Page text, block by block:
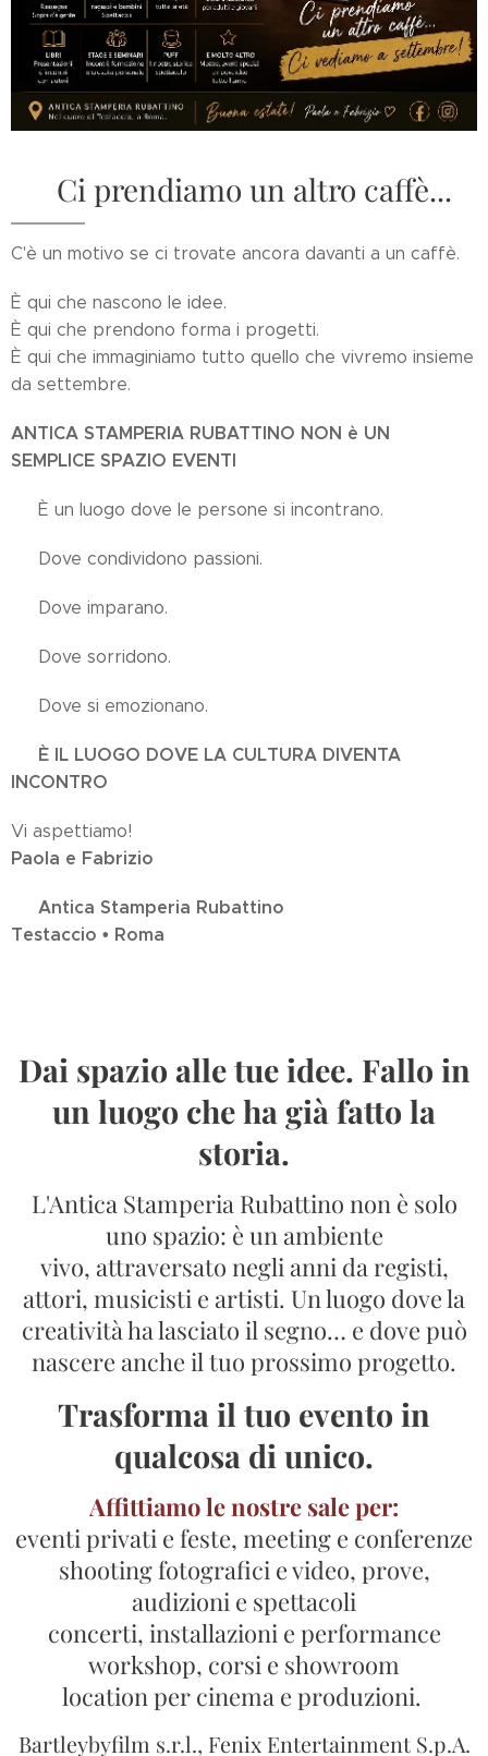
☕ Ci prendiamo un altro caffè...
C'è un motivo se ci trovate ancora davanti a un caffè.
È qui che nascono le idee.
È qui che prendono forma i progetti.
È qui che immaginiamo tutto quello che vivremo insieme
da settembre.
ANTICA STAMPERIA RUBATTINO NON è UN
SEMPLICE SPAZIO EVENTI
🤝 È un luogo dove le persone si incontrano.
❤️ Dove condividono passioni.
🌱 Dove imparano.
😊 Dove sorridono.
✨ Dove si emozionano.
🎭 È IL LUOGO DOVE LA CULTURA DIVENTA
INCONTRO
Vi aspettiamo!
Paola e Fabrizio
Antica Stamperia Rubattino
Testaccio • Roma
Dai spazio alle tue idee. Fallo in
un luogo che ha già fatto la
storia.
L'Antica Stamperia Rubattino non è solo
uno spazio: è un ambiente
vivo, attraversato negli anni da registi,
attori, musicisti e artisti. Un luogo dove la
creatività ha lasciato il segno… e dove può
nascere anche il tuo prossimo progetto.
Trasforma il tuo evento in
qualcosa di unico.
Affittiamo le nostre sale per:
eventi privati e feste, meeting e conferenze
shooting fotografici e video, prove,
audizioni e spettacoli
concerti, installazioni e performance
workshop, corsi e showroom
location per cinema e produzioni.
Bartleybyfilm s.r.l., Fenix Entertainment S.p.A.